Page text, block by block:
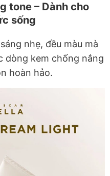
tone – Dành cho
sống
nhẹ, đều màu mà
dòng kem chống nắng
hoàn hảo.